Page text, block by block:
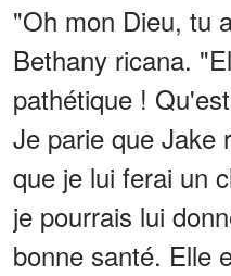
"Oh mon Dieu, tu
Bethany ricana.
pathétique !
Je parie que Jake
que je lui ferai un
je pourrais lui
bonne santé. Elle